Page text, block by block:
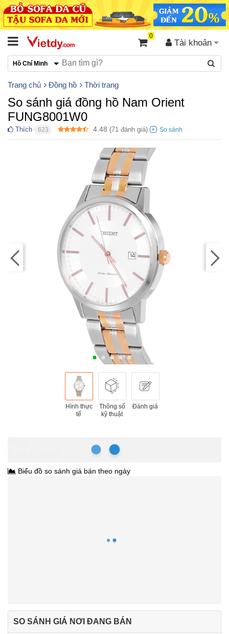
Tài khoản
0
Hồ Chí Minh
Trang chủ Đồng hồ Thời trang
So sánh giá đồng hồ Nam Orient
FUNG8001W0
Thích 623 4.48 (71 đánh giá)
Hình thực
tế
Thông số
kỹ thuật
Đánh giá
4.810.000₫
-30%
Biểu đồ so sánh giá bán theo ngày
SO SÁNH GIÁ NƠI ĐANG BÁN